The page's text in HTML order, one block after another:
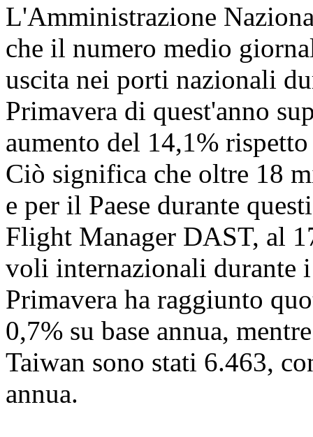
L'Amministrazione
che il numero medio
uscita nei porti nazionali
Primavera di quest'anno
aumento del 14,1%
Ciò significa che oltre 18
e per il Paese durante
Flight Manager DAST, al
voli internazionali durante
Primavera ha raggiunto
0,7% su base annua,
Taiwan sono stati 6.463,
annua.